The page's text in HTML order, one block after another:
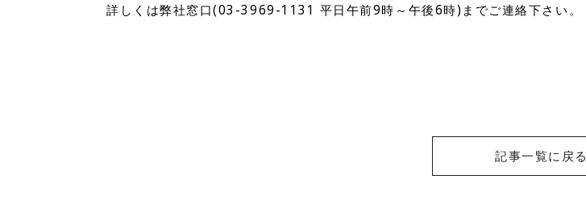
詳しくは弊社窓口(03-3969-1131 平日午前9時～午後6時)までご連絡下さい。
記事一覧に戻る